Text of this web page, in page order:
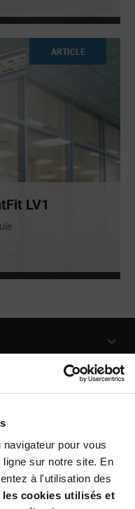
pour vous
sur notre site. En
à l'utilisation des
cookies utilisés et
ARTICLE
LV1